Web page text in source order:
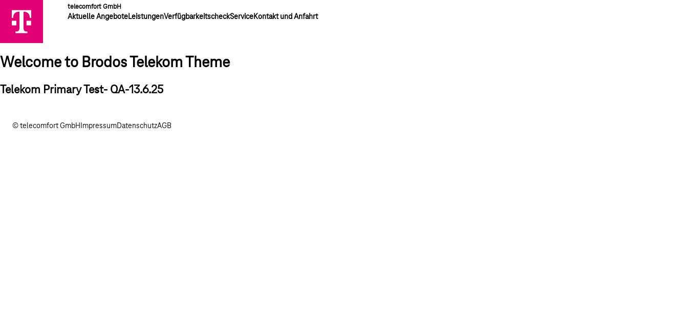
telecomfort GmbH
Aktuelle AngeboteLeistungenVerfügbarkeitscheckServiceKontakt und Anfahrt
Welcome to Brodos Telekom Theme
Telekom Primary Test- QA-13.6.25
© telecomfort GmbH ImpressumDatenschutzAGB